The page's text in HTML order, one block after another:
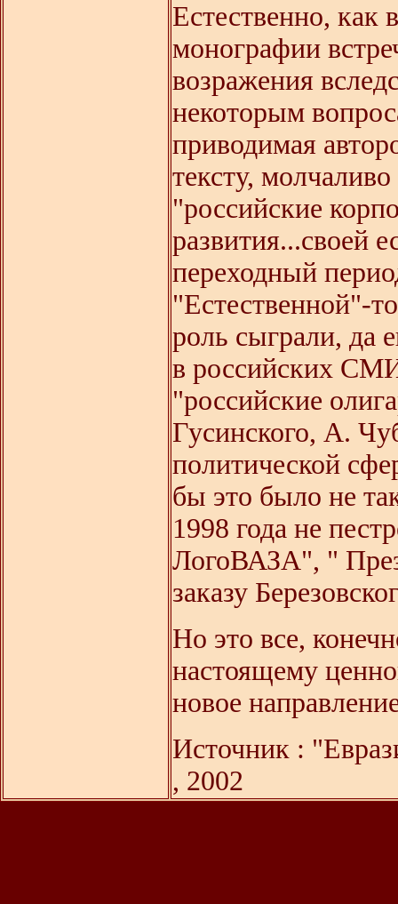
Естественно, как
монографии
возражения
некоторым
приводимая
тексту,
"российские
развития...своей
переходный
"Естественной"-
роль сыграли, да
в российских
"российские
Гусинского, А.
политической
бы это было не
1998 года не
ЛогоВАЗА", "
заказу
Но это все,
настоящему
новое
Источник :
, 2002